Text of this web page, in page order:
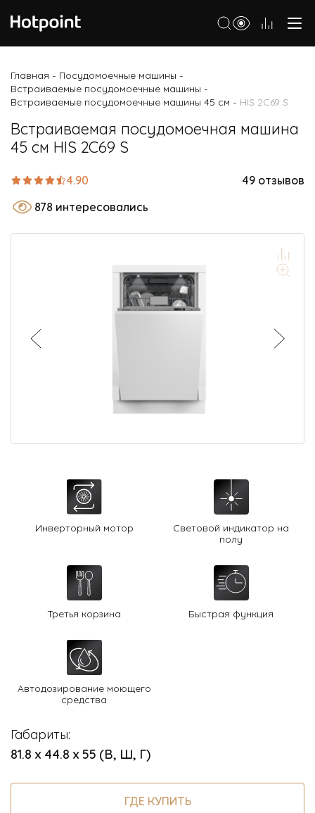
Морозильные камеры
Посудомоечные машины
Варочные панели
Духовые шкафы
Кухонные плиты
Микроволновые печи
Малая бытовая техника
О Hotpoint
8 800 3333 887
Главная - Посудомоечные машины -
Встраиваемые посудомоечные машины -
Встраиваемые посудомоечные машины 45 см - HIS 2C69 S
Встраиваемая посудомоечная машина
45 см HIS 2C69 S
4.90
49 отзывов
878 интересовались
Инверторный мотор Световой индикатор на
полу
Третья корзина Быстрая функция
Автодозирование моющего
средства
Габариты:
81.8 х 44.8 х 55 (В, Ш, Г)
ГДЕ КУПИТЬ